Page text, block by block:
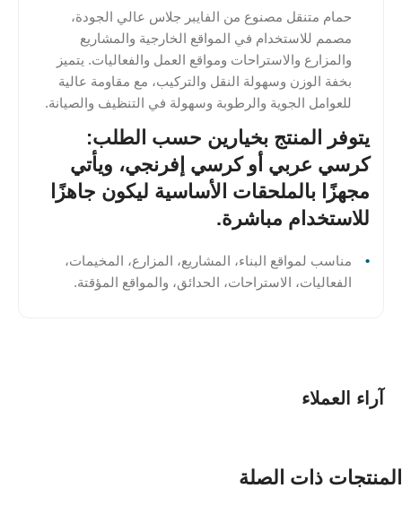
حمام متنقل مصنوع من الفايبر جلاس عالي الجودة،
مصمم للاستخدام في المواقع الخارجية والمشاريع
والمزارع والاستراحات ومواقع العمل والفعاليات. يتميز
بخفة الوزن وسهولة النقل والتركيب، مع مقاومة عالية
للعوامل الجوية والرطوبة وسهولة في التنظيف والصيانة.
يتوفر المنتج بخيارين حسب الطلب:
كرسي عربي أو كرسي إفرنجي، ويأتي
مجهزًا بالملحقات الأساسية ليكون جاهزًا
للاستخدام مباشرة.
مناسب لمواقع البناء، المشاريع، المزارع، المخيمات،
الفعاليات، الاستراحات، الحدائق، والمواقع المؤقتة.
آراء العملاء
المنتجات ذات الصلة